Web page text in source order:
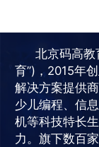
北京码高教
育”)，2015年
解决方案提供
少儿编程、信
机等科技特长
力。旗下数百